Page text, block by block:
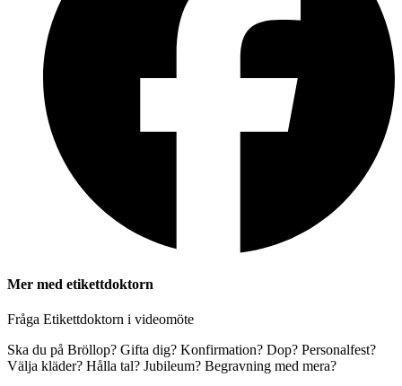
Mer med etikettdoktorn
Fråga Etikettdoktorn i videomöte
Ska du på Bröllop? Gifta dig? Konfirmation? Dop? Personalfest?
Välja kläder? Hålla tal? Jubileum? Begravning med mera?